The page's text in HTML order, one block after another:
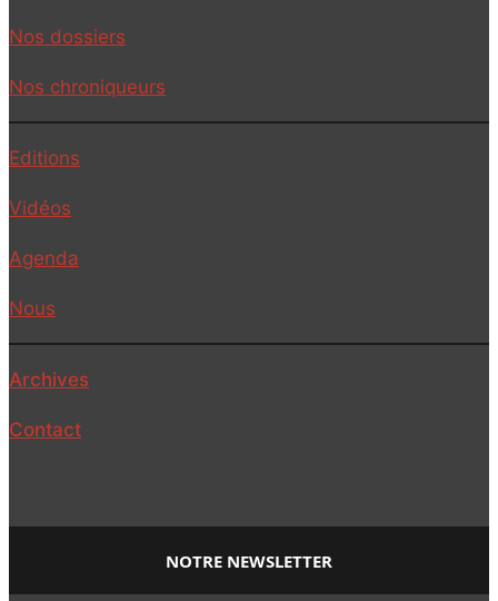
Nos dossiers
Nos chroniqueurs
Editions
Vidéos
Agenda
Nous
Archives
Contact
NOTRE NEWSLETTER